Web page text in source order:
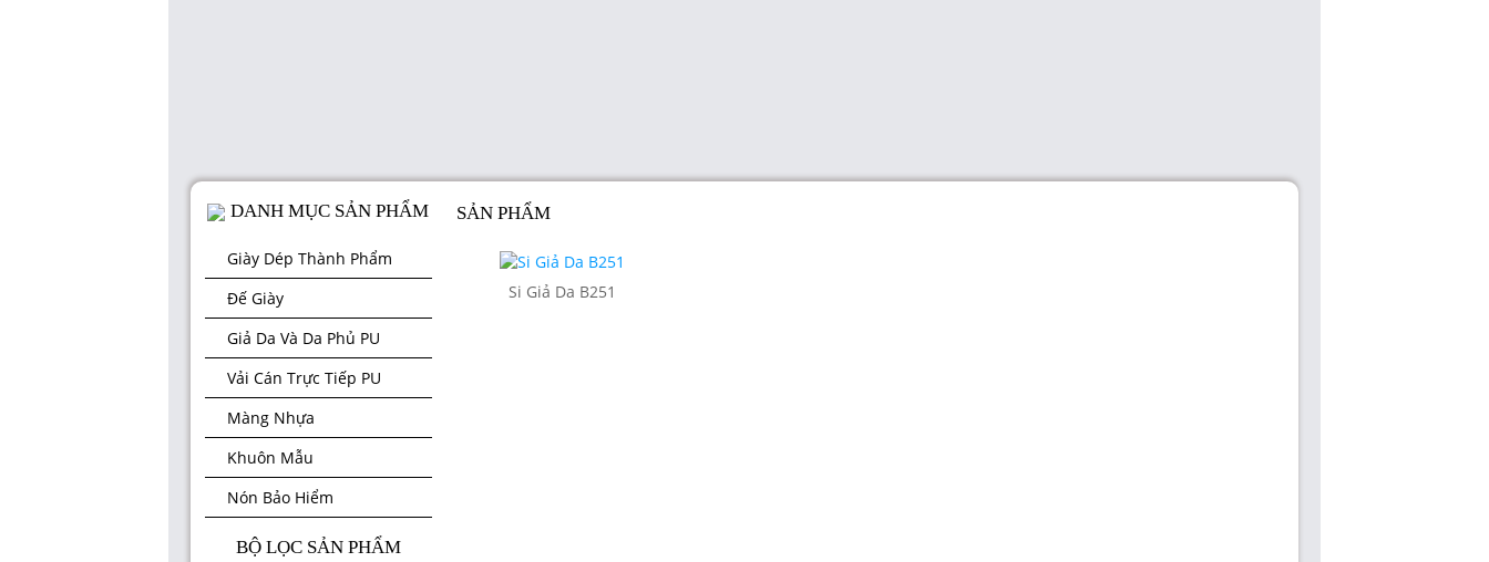
DANH MỤC SẢN PHẨM
Giày Dép Thành Phẩm
Đế Giày
Giả Da Và Da Phủ PU
Vải Cán Trực Tiếp PU
Màng Nhựa
Khuôn Mẫu
Nón Bảo Hiểm
BỘ LỌC SẢN PHẨM
SẢN PHẨM
Si Giả Da B251